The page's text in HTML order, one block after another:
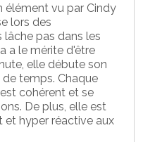
élément vu par Cindy
lors des
lâche pas dans les
a le mérite d'être
elle débute son
temps. Chaque
cohérent et se
De plus, elle est
et hyper réactive aux